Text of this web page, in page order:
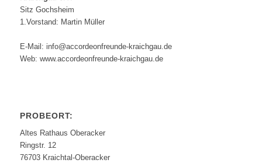
Sitz Gochsheim
1.Vorstand: Martin Müller
E-Mail: info@accordeonfreunde-kraichgau.de
Web: www.accordeonfreunde-kraichgau.de
PROBEORT:
Altes Rathaus Oberacker
Ringstr. 12
76703 Kraichtal-Oberacker